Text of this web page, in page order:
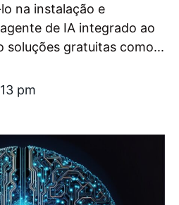
na instalação e
de IA integrado ao
soluções gratuitas como...
pm